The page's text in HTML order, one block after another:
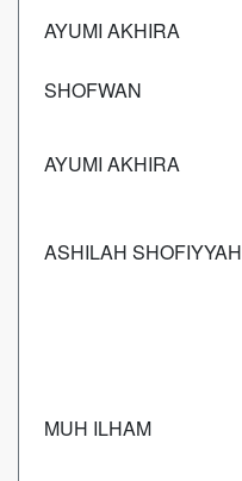
AYUMI AKHIRA
SHOFWAN
AYUMI AKHIRA
ASHILAH SHOFIYYAH
MUH ILHAM